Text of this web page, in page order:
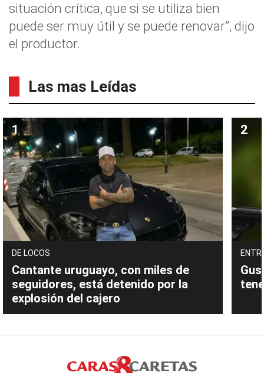
situación crítica, que si se utiliza bien
puede ser muy útil y se puede renovar”, dijo
el productor.
Las mas Leídas
DE LOCOS
Cantante uruguayo, con miles de
seguidores, está detenido por la
explosión del cajero